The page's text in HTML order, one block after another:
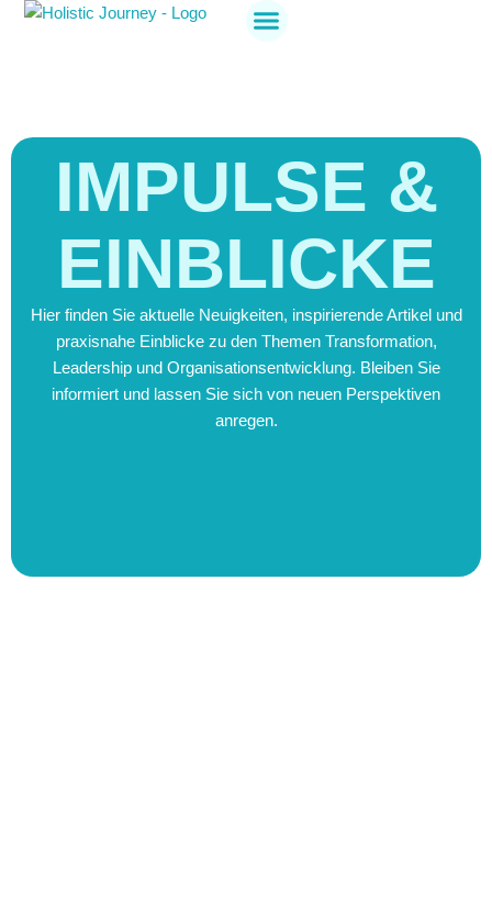
IMPULSE &
EINBLICKE
Hier finden Sie aktuelle Neuigkeiten, inspirierende Artikel und
praxisnahe Einblicke zu den Themen Transformation,
Leadership und Organisationsentwicklung. Bleiben Sie
informiert und lassen Sie sich von neuen Perspektiven
anregen.